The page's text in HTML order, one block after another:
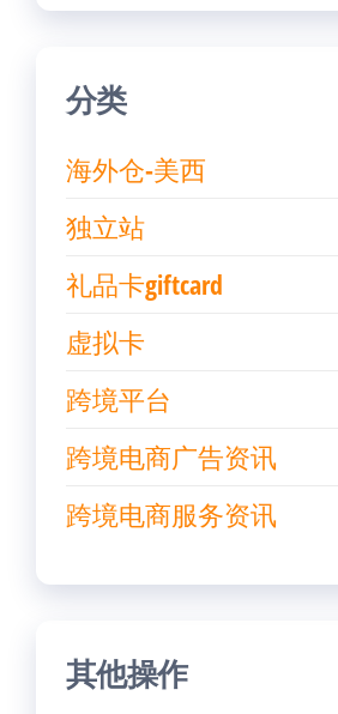
分类
海外仓-美西
独立站
礼品卡giftcard
虚拟卡
跨境平台
跨境电商广告资讯
跨境电商服务资讯
其他操作